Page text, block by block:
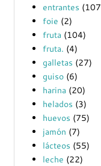
entrantes
foie (2)
fruta (104)
fruta. (4)
galletas (27)
guiso (6)
harina (20)
helados (3)
huevos (75)
jamón (7)
lácteos (55)
leche (22)